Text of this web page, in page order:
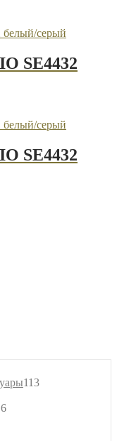
SE4432
SE4432
113113
16